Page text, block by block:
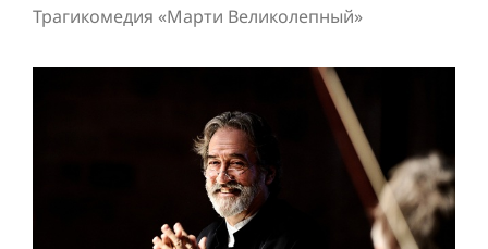
Трагикомедия «Марти Великолепный»